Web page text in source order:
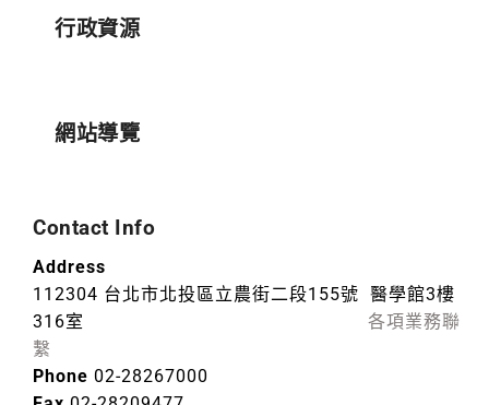
行政資源
網站導覽
Contact Info
Address
112304 台北市北投區立農街二段155號 醫學館3樓
316室 各項業務聯
繫
Phone 02-28267000